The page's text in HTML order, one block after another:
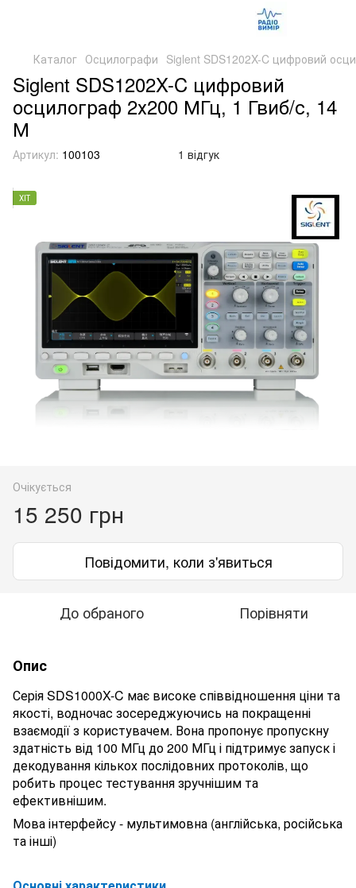
Каталог Осцилографи Siglent SDS1202X-C цифровий
Siglent SDS1202X-C цифровий
осцилограф 2х200 МГц, 1 Гвиб/с, 14
М
Артикул: 100103 1 відгук
ХІТ
Очікується
15 250 грн
Повідомити, коли з'явиться
До обраного Порівняти
Опис
Серія SDS1000X-C має високе співвідношення ціни та
якості, водночас зосереджуючись на покращенні
взаємодії з користувачем. Вона пропонує пропускну
здатність від 100 МГц до 200 МГц і підтримує запуск і
декодування кількох послідовних протоколів, що
робить процес тестування зручнішим та
ефективнішим.
Мова інтерфейсу - мультимовна (англійська, російська
та інші)